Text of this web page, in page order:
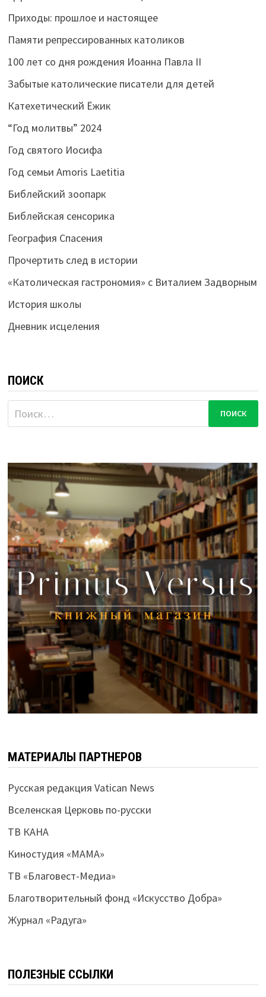
Приходы: прошлое и настоящее
Памяти репрессированных католиков
100 лет со дня рождения Иоанна Павла II
Забытые католические писатели для детей
Катехетический Ёжик
“Год молитвы” 2024
Год святого Иосифа
Год семьи Amoris Laetitia
Библейский зоопарк
Библейская сенсорика
География Спасения
Прочертить след в истории
«Католическая гастрономия» с Виталием Задворным
История школы
Дневник исцеления
ПОИСК
Найти:
МАТЕРИАЛЫ ПАРТНЕРОВ
Русская редакция Vatican News
Вселенская Церковь по-русски
ТВ КАНА
Киностудия «МАМА»
ТВ «Благовест-Медиа»
Благотворительный фонд «Искусство Добра»
Журнал «Радуга»
ПОЛЕЗНЫЕ ССЫЛКИ